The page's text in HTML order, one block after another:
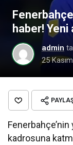
haber!
admin
25
kadrosuna